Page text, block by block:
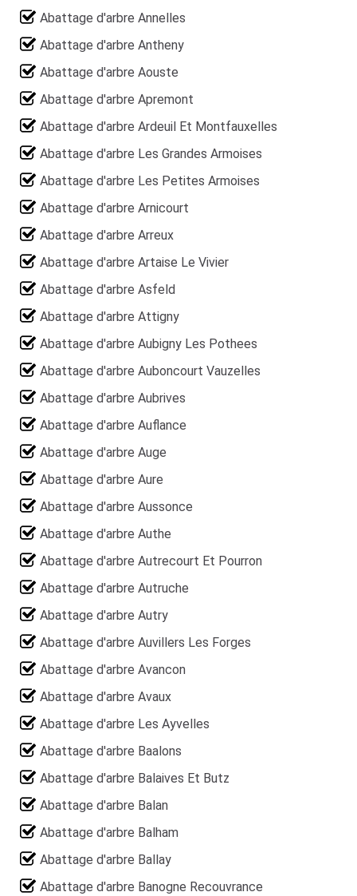
Abattage d'arbre Annelles
Abattage d'arbre Antheny
Abattage d'arbre Aouste
Abattage d'arbre Apremont
Abattage d'arbre Ardeuil Et Montfauxelles
Abattage d'arbre Les Grandes Armoises
Abattage d'arbre Les Petites Armoises
Abattage d'arbre Arnicourt
Abattage d'arbre Arreux
Abattage d'arbre Artaise Le Vivier
Abattage d'arbre Asfeld
Abattage d'arbre Attigny
Abattage d'arbre Aubigny Les Pothees
Abattage d'arbre Auboncourt Vauzelles
Abattage d'arbre Aubrives
Abattage d'arbre Auflance
Abattage d'arbre Auge
Abattage d'arbre Aure
Abattage d'arbre Aussonce
Abattage d'arbre Authe
Abattage d'arbre Autrecourt Et Pourron
Abattage d'arbre Autruche
Abattage d'arbre Autry
Abattage d'arbre Auvillers Les Forges
Abattage d'arbre Avancon
Abattage d'arbre Avaux
Abattage d'arbre Les Ayvelles
Abattage d'arbre Baalons
Abattage d'arbre Balaives Et Butz
Abattage d'arbre Balan
Abattage d'arbre Balham
Abattage d'arbre Ballay
Abattage d'arbre Banogne Recouvrance